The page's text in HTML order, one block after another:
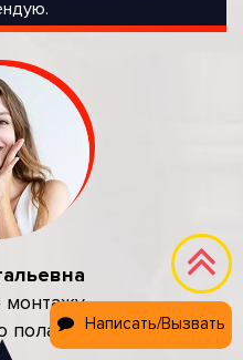
монтажу
пола
Написать/Вызвать